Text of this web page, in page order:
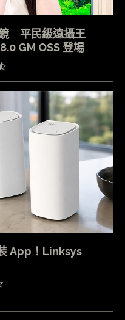
平民級遠攝王
GM OSS 登場
App！Linksys